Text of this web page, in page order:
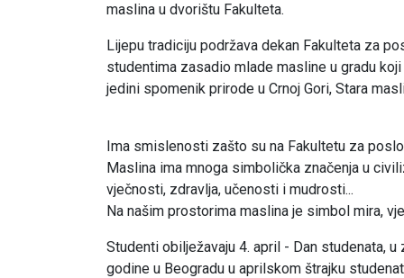
maslina u dvorištu Fakulteta.
Lijepu tradiciju podržava dekan Fakulteta za
studentima zasadio mlade masline u gradu
jedini spomenik prirode u Crnoj Gori, Stara
Ima smislenosti zašto su na Fakultetu za
Maslina ima mnoga simbolička značenja u
vječnosti, zdravlja, učenosti i mudrosti...
Na našim prostorima maslina je simbol mira,
Studenti obilježavaju 4. april - Dan studenata,
godine u Beogradu u aprilskom štrajku